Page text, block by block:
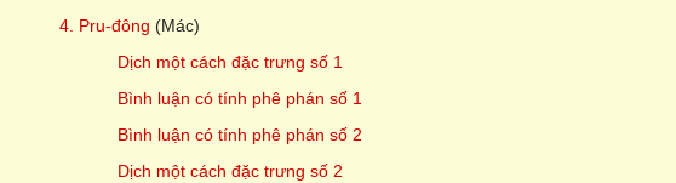
4. Pru-đông (Mác)
Dịch một cách đặc trưng số 1
Bình luận có tính phê phán số 1
Bình luận có tính phê phán số 2
Dịch một cách đặc trưng số 2